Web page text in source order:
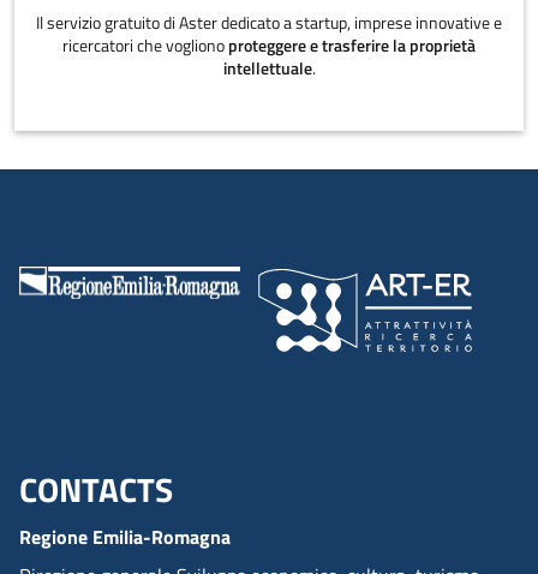
Il servizio gratuito di Aster dedicato a startup, imprese innovative e
ricercatori che voglionoproteggere e trasferire la proprietà
intellettuale.
Menu footer inglese
CONTACTS
Regione Emilia-Romagna